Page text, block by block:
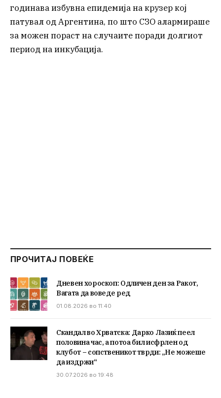
годинава избувна епидемија на крузер кој
патувал од Аргентина, по што СЗО алармираше
за можен пораст на случаите поради долгиот
период на инкубација.
ПРОЧИТАЈ ПОВЕЌЕ
Дневен хороскоп: Одличен ден за Ракот,
Вагата да воведе ред
01.08.2026 во 11:40
Скандал во Хрватска: Дарко Лазиќ пеел
половина час, а потоа бил исфрлен од
клубот – сопственикот тврди: „Не можеше
да издржи“
30.07.2026 во 19:48